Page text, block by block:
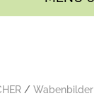
/ Wabenbilder